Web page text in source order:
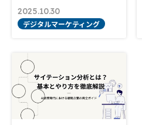
2025.10.30
デジタルマーケティング